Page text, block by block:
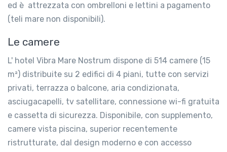
ed è attrezzata con ombrelloni e lettini a pagamento
(teli mare non disponibili).
Le camere
L' hotel Vibra Mare Nostrum dispone di 514 camere (15
m²) distribuite su 2 edifici di 4 piani, tutte con servizi
privati, terrazza o balcone, aria condizionata,
asciugacapelli, tv satellitare, connessione wi-fi gratuita
e cassetta di sicurezza. Disponibile, con supplemento,
camere vista piscina, superior recentemente
ristrutturate, dal design moderno e con accesso